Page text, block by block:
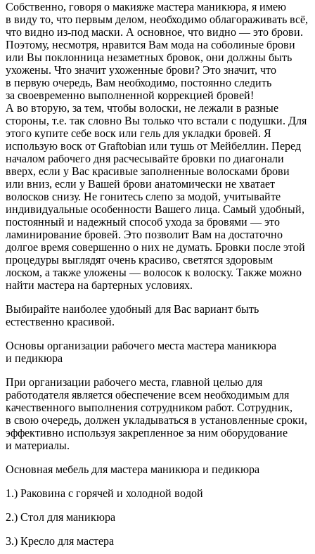
Собственно, говоря о макияже мастера маникюра, я имею
в виду то, что первым делом, необходимо облагораживать всё,
что видно из-под маски. А основное, что видно — это брови.
Поэтому, несмотря, нравится Вам мода на соболиные брови
или Вы поклонница незаметных бровок, они должны быть
ухожены. Что значит ухоженные брови? Это значит, что
в первую очередь, Вам необходимо, постоянно следить
за своевременно выполненной коррекцией бровей!
А во вторую, за тем, чтобы волоски, не лежали в разные
стороны, т.е. так словно Вы только что встали с подушки. Для
этого купите себе воск или гель для укладки бровей. Я
использую воск от Graftobian или тушь от Мейбеллин. Перед
началом рабочего дня расчесывайте бровки по диагонали
вверх, если у Вас красивые заполненные волосками брови
или вниз, если у Вашей брови анатомически не хватает
волосков снизу. Не гонитесь слепо за модой, учитывайте
индивидуальные особенности Вашего лица. Самый удобный,
постоянный и надежный способ ухода за бровями — это
ламинирование бровей. Это позволит Вам на достаточно
долгое время совершенно о них не думать. Бровки после этой
процедуры выглядят очень красиво, светятся здоровым
лоском, а также уложены — волосок к волоску. Также можно
найти мастера на бартерных условиях.
Выбирайте наиболее удобный для Вас вариант быть
естественно красивой.
Основы организации рабочего места мастера маникюра
и педикюра
При организации рабочего места, главной целью для
работодателя является обеспечение всем необходимым для
качественного выполнения сотрудником работ. Сотрудник,
в свою очередь, должен укладываться в установленные сроки,
эффективно используя закрепленное за ним оборудование
и материалы.
Основная мебель для мастера маникюра и педикюра
1.) Раковина с горячей и холодной водой
2.) Стол для маникюра
3.) Кресло для мастера